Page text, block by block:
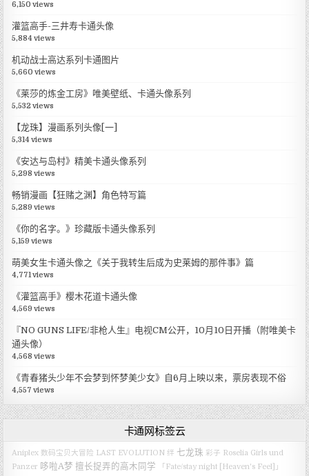
6,150 views
灌篮高手-三井寿卡通头像
5,884 views
机动战士高达系列卡通图片
5,660 views
《莱莎的炼金工房》唯美壁纸、卡通头像系列
5,532 views
【龙珠】漫画系列头像[一]
5,314 views
《安达与岛村》精美卡通头像系列
5,298 views
畅销漫画【狂赌之渊】角色特写篇
5,289 views
《你的名字。》珍藏版卡通头像系列
5,159 views
萌美女生卡通头像之《关于我转生后成为史莱姆的那件事》篇
4,771 views
《灌篮高手》樱木花道卡通头像
4,569 views
『NO GUNS LIFE/非枪人生』电视CM公开，10月10日开播（附唯美卡
通头像）
4,568 views
《青春猪头少年不会梦到怀梦美少女》自6月上映以来，票房表现不俗
4,557 views
卡通网标签云
Aniplex 数码宝贝大冒险 LAST EVOLUTION 绊 七龙珠 彩子 Roselia Girls und
Panzer 哆啦A梦 擅长捉弄的高木同学 「Fate/stay night [Heaven's Feel]」